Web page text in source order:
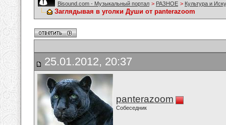
Bisound.com - Музыкальный портал > РАЗНОЕ > Культура и
Заглядывая в уголки Души от panterazoom
25.01.2012, 20:37
panterazoom
Собеседник